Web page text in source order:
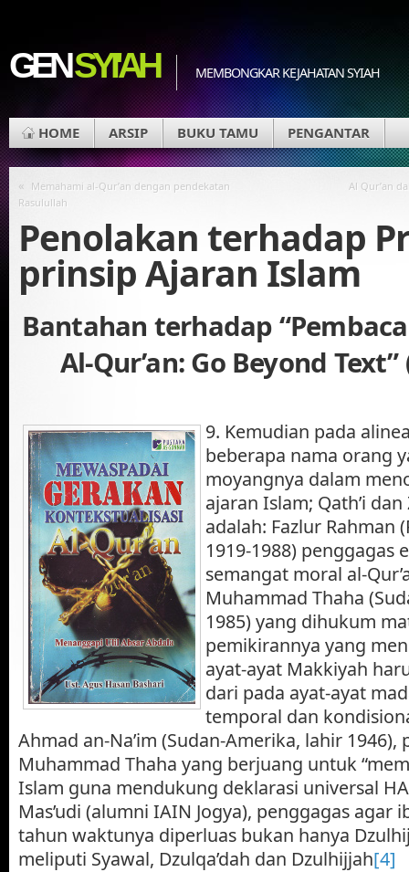
GENSYI'AH MEMBONGKAR KEJAHATAN SYIAH
HOME ARSIP BUKU TAMU PENGANTAR
« Memahami al-Qur’an dengan pendekatan
Rasulullah
Al Qur’an
Penolakan terhadap
prinsip Ajaran Islam
Bantahan terhadap
Al-Qur’an: Go Beyond
9. Kemudian pada
beberapa nama orang
moyangnya dalam
ajaran Islam; Qath’i
adalah: Fazlur Rahman
1919-1988) penggagas
semangat moral al-
Muhammad Thaha
1985) yang dihukum
pemikirannya yang
ayat-ayat Makkiyah
dari pada ayat-ayat
temporal dan
Ahmad an-Na’im (Sudan-Amerika, lahir
Muhammad Thaha yang berjuang untuk
Islam guna mendukung deklarasi universal
Mas’udi (alumni IAIN Jogya), penggagas agar
tahun waktunya diperluas bukan hanya
meliputi Syawal, Dzulqa’dah dan Dzulhijjah[4]